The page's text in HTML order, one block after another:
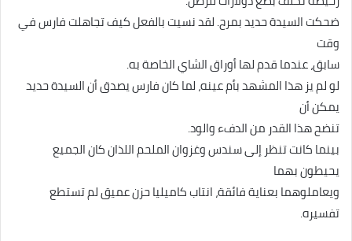
ضحكت السيدة حديد بمرح. لقد نسيت بالفعل كيف تجاهلت فارس في
وقت
سابق، عندما قدم لها أوراق الشاي الخاصة به.
لو لم يز هذا المشهد بأم عينه، لما كان فارس يصدق أن السيدة حديد
يمكن أن
تنضح هذا القدر من الدفء والود.
بينما كانت تنظر إلى سندس وغزوان الملحم اللذان كان الجميع
يحيطون بهما
ويعاملوهما بعناية فائقة، انتاب كاميليا حزن عميق لم تستطع
تفسيره.